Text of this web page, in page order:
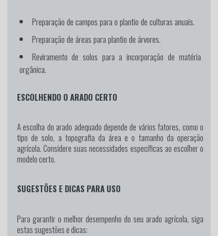
Preparação de campos para o plantio de culturas anuais.
Preparação de áreas para plantio de árvores.
Reviramento de solos para a incorporação de matéria
orgânica.
ESCOLHENDO O ARADO CERTO
A escolha do arado adequado depende de vários fatores, como o
tipo de solo, a topografia da área e o tamanho da operação
agrícola. Considere suas necessidades específicas ao escolher o
modelo certo.
SUGESTÕES E DICAS PARA USO
Para garantir o melhor desempenho do seu arado agrícola, siga
estas sugestões e dicas: